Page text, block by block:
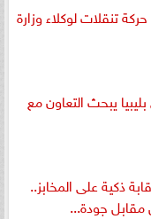
تنقلات لوكلاء وزارة
بليبيا يبحث التعاون مع
ذكية على المخابز..
مقابل جودة...